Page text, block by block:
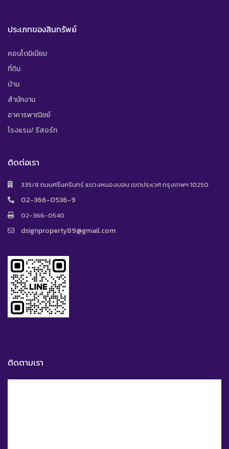
ประเภทของสินทรัพย์
คอนโดมิเนียม
ที่ดิน
บ้าน
สำนักงาน
อาคารพาณิชย์
โรงแรม/ รีสอร์ท
ติดต่อเรา
335/8 ถนนศรีนครินทร์ แขวงหนองบอน เขตประเวศ กรุงเทพฯ 10250
02-366-0536-9
02-366-0540
dsignproperty89@gmail.com
ติดตามเรา